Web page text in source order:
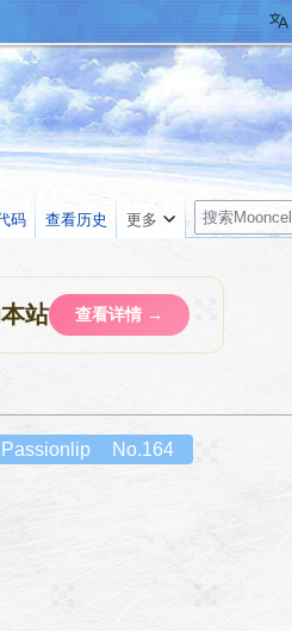
站 查看详情 →
No.164
Passionlip
码 查看历史 更多
搜
索